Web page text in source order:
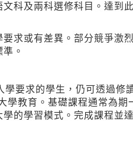
科及兩科選修科目。達到
求或有差異。部分競爭激
。
學要求的學生，仍可透過修
學教育。基礎課程通常為
的學習模式。完成課程並